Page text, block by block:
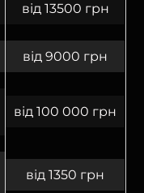
від 13500 грн
від 9000 грн
від 100 000 грн
від 1350 грн